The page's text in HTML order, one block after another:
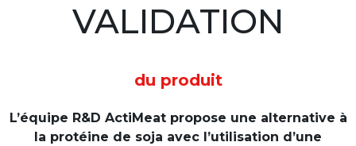
VALIDATION
du produit
L’équipe R&D ActiMeat propose une alternative à
la protéine de soja avec l’utilisation d’une